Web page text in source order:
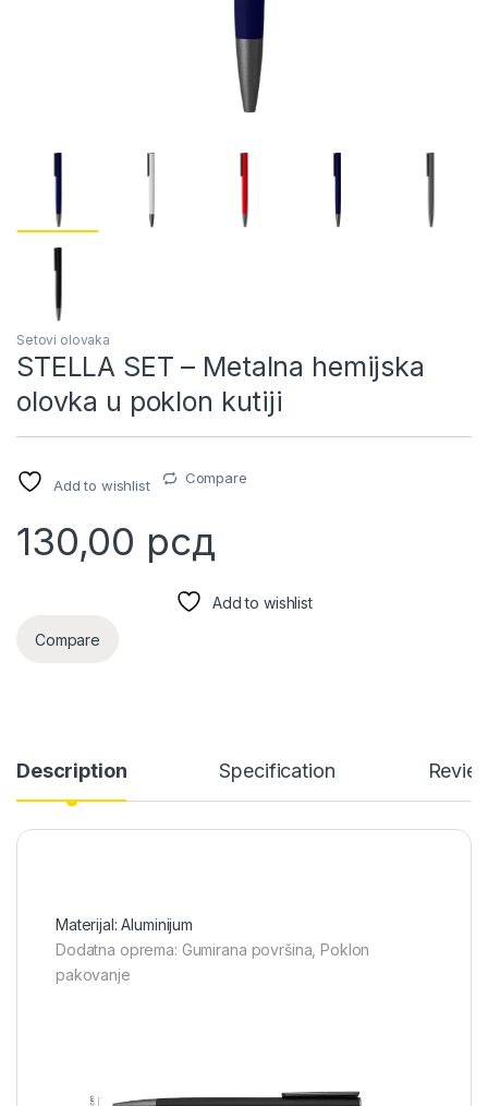
Setovi olovaka
STELLA SET – Metalna hemijska
olovka u poklon kutiji
Add to wishlist Compare
130,00 рсд
Add to wishlist
Compare
Description Specification
Materijal: Aluminijum
Dodatna oprema: Gumirana površina, Poklon
pakovanje